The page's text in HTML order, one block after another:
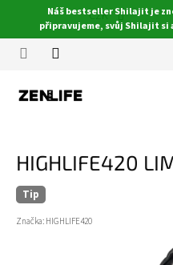
obsah
Náš bestseller Shilajit je
připravujeme, svůj Shilajit si
CZK
HIGHLIFE420
Tip
Značka: HIGHLIFE420